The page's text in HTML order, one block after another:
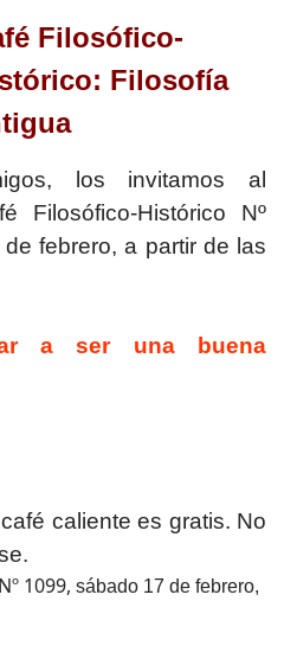
Filosófico-
Filosofía
los invitamos al
Filosófico-Histórico Nº
febrero, a partir de las
a ser una buena
caliente es gratis. No
1099, sábado 17 de febrero,